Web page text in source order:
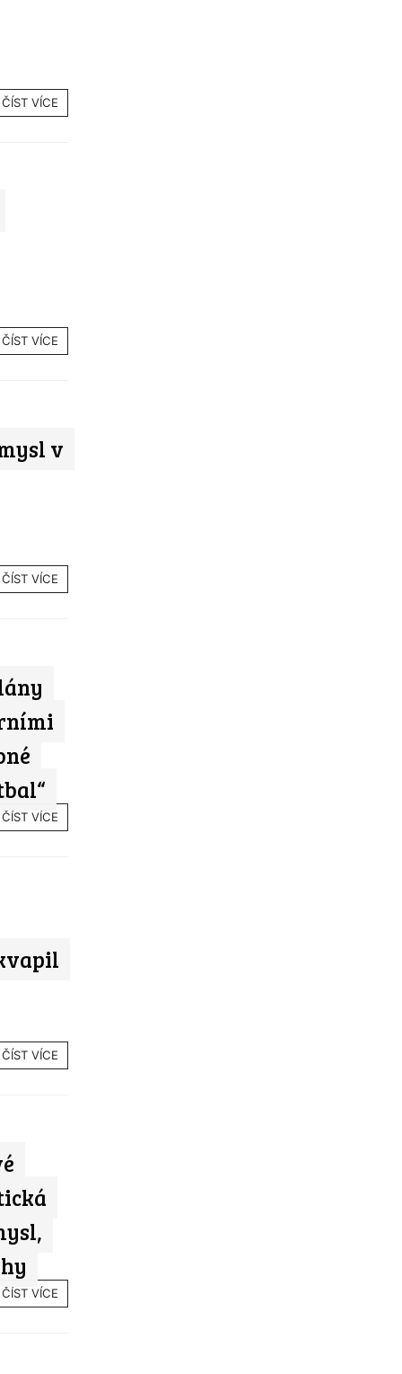
ČÍST VÍCE
ČÍST VÍCE
v
ČÍST VÍCE
ČÍST VÍCE
ČÍST VÍCE
ČÍST VÍCE